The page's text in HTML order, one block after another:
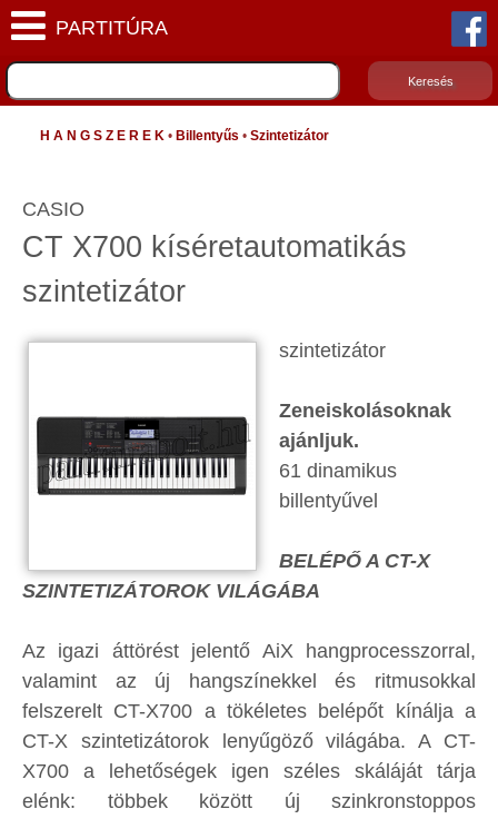
H A N G S Z E R E K • Billentyűs • Szintetizátor
CASIO
CT X700 kíséretautomatikás
szintetizátor
szintetizátor
Zeneiskolásoknak
ajánljuk.
61 dinamikus
billentyűvel
BELÉPŐ A CT-X
SZINTETIZÁTOROK VILÁGÁBA
Az igazi áttörést jelentő AiX hangprocesszorral,
valamint az új hangszínekkel és ritmusokkal
felszerelt CT-X700 a tökéletes belépőt kínálja a
CT-X szintetizátorok lenyűgöző világába. A CT-
X700 a lehetőségek igen széles skáláját tárja
elénk: többek között új szinkronstoppos